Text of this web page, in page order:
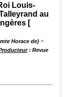
Louis-
au
[
Horace de) -
: Revue